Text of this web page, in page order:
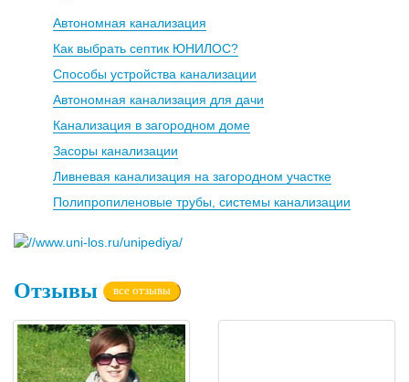
Автономная канализация
Как выбрать септик ЮНИЛОС?
Способы устройства канализации
Автономная канализация для дачи
Канализация в загородном доме
Засоры канализации
Ливневая канализация на загородном участке
Полипропиленовые трубы, системы канализации
Отзывы все отзывы